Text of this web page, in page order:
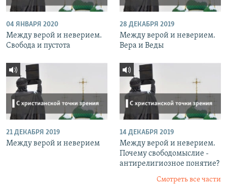
04 ЯНВАРЯ 2020
Между верой и неверием.
Свобода и пустота
28 ДЕКАБРЯ 2019
Между верой и неверием.
Вера и Веды
21 ДЕКАБРЯ 2019
Между верой и неверием
14 ДЕКАБРЯ 2019
Между верой и неверием.
Почему свободомыслие -
антирелигиозное понятие?
Смотреть все части